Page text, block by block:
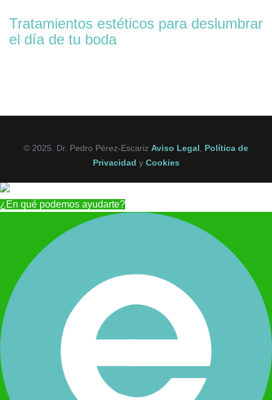
Tratamientos estéticos para deslumbrar
el día de tu boda
© 2025. Dr. Pedro Pérez-Escariz Aviso Legal
Política de
Privacidad y Cookies
¿En qué podemos ayudarte?